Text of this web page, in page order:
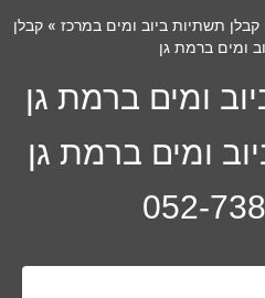
קבלן תשתיות ביוב ומים במרכז » קבלן
ומים ברמת גן
ומים ברמת גן
ומים ברמת גן
052-